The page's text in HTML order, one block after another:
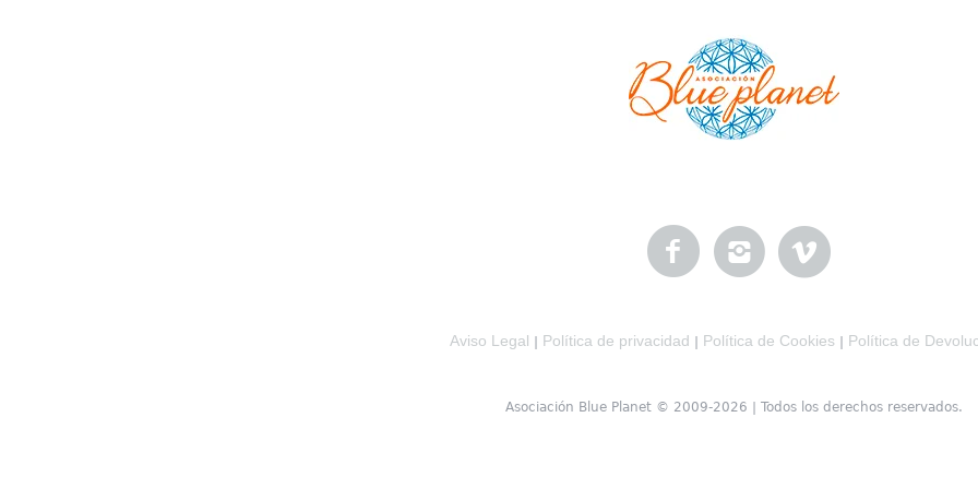
Aviso Legal Política de privacidad Política de Cookies Política de
Asociación Blue Planet © 2009-2026 | Todos los derechos reservados.